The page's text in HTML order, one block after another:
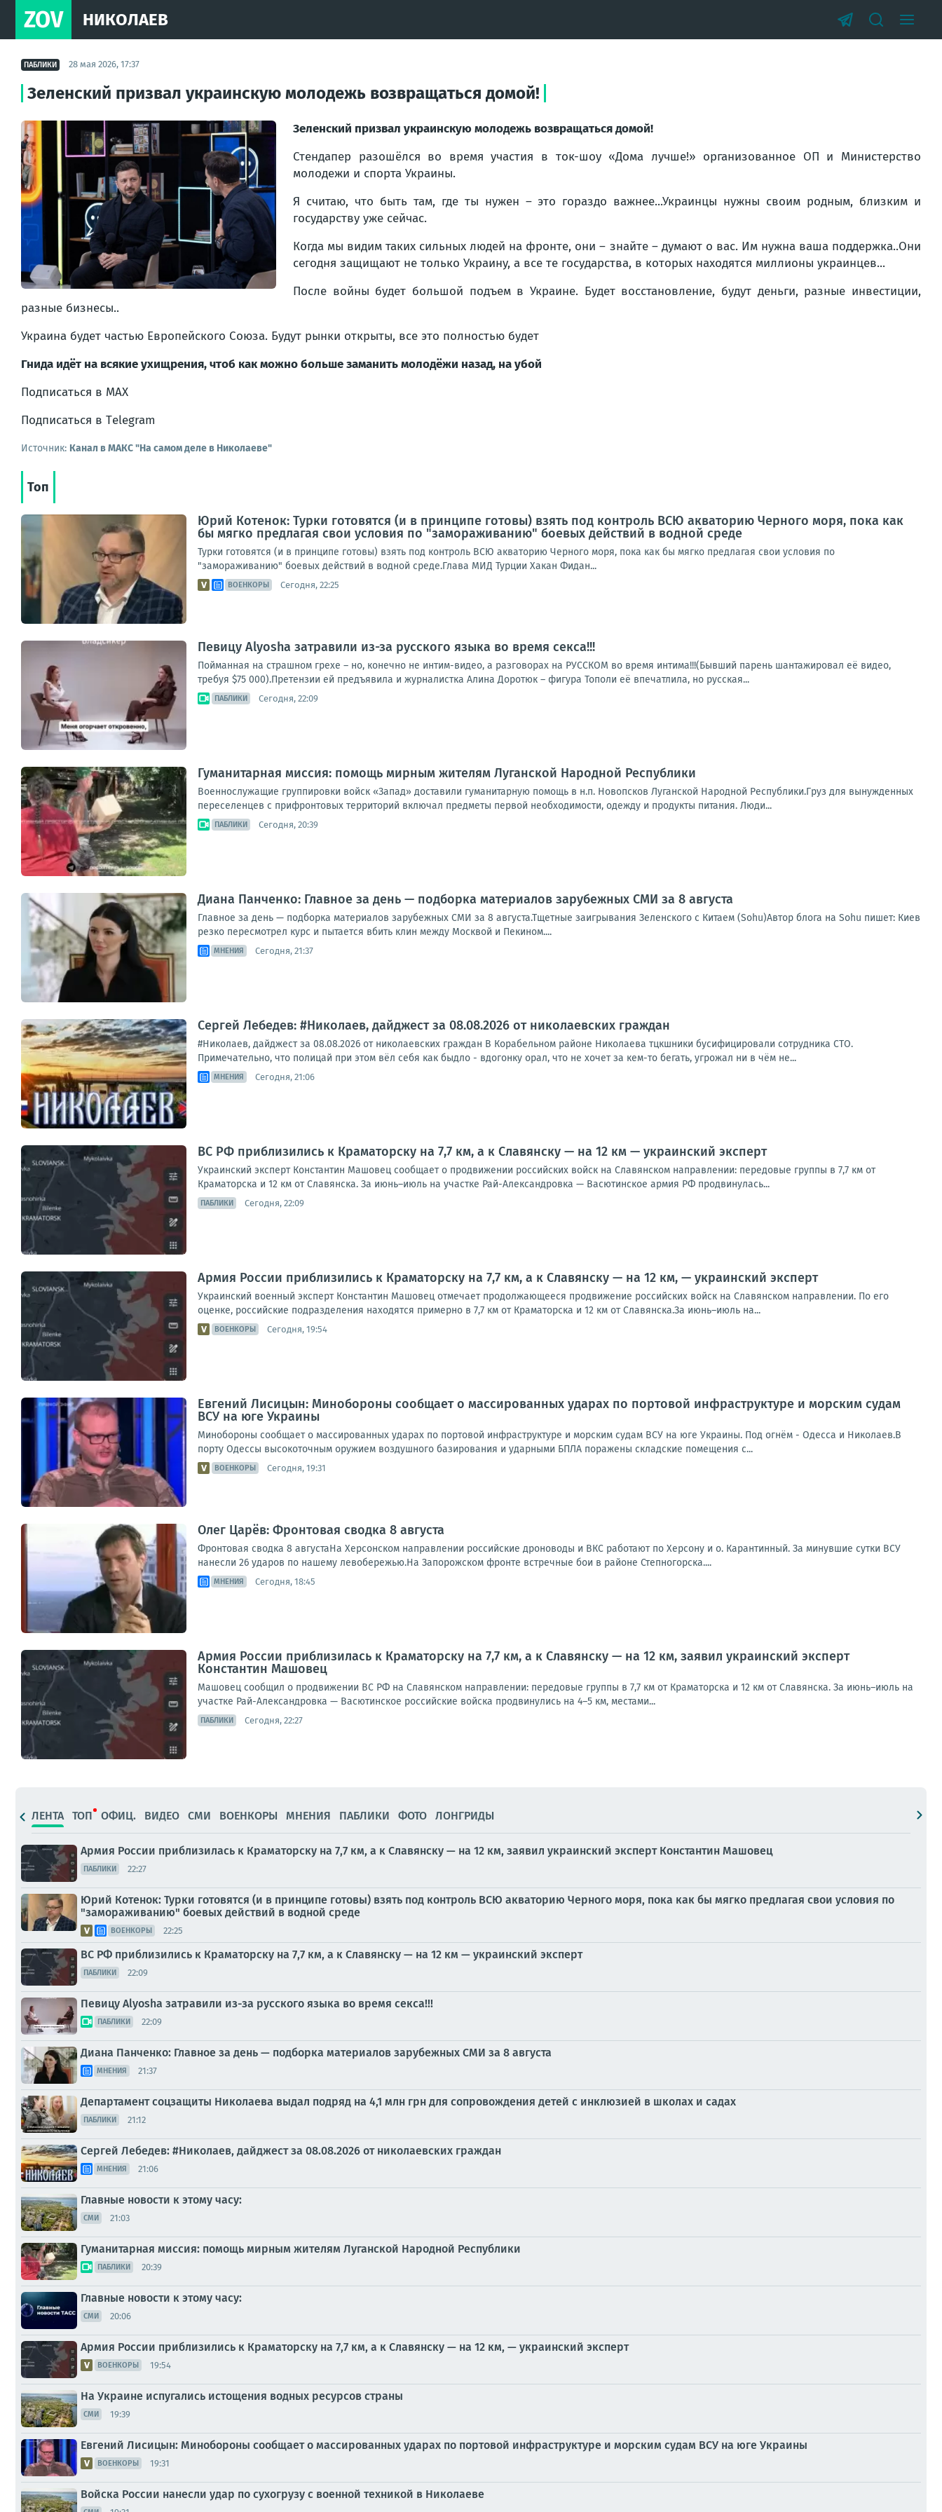
ZOV НИКОЛАЕВ
ПАБЛИКИ 28 мая 2026, 17:37
Зеленский призвал украинскую молодежь возвращаться домой!
Зеленский призвал украинскую молодежь возвращаться домой!
Стендапер разошёлся во время участия в ток-шоу «Дома лучше!» организованное ОП и Министерство
молодежи и спорта Украины.
Я считаю, что быть там, где ты нужен – это гораздо важнее...Украинцы нужны своим родным, близким и
государству уже сейчас.
Когда мы видим таких сильных людей на фронте, они – знайте – думают о вас. Им нужна ваша поддержка..Они
сегодня защищают не только Украину, а все те государства, в которых находятся миллионы украинцев...
После войны будет большой подъем в Украине. Будет восстановление, будут деньги, разные инвестиции,
разные бизнесы..
Украина будет частью Европейского Союза. Будут рынки открыты, все это полностью будет
Гнида идёт на всякие ухищрения, чтоб как можно больше заманить молодёжи назад, на убой
Подписаться в МАХ
Подписаться в Тelegram
Источник: Канал в МАКС "На самом деле в Николаеве"
Топ
Юрий Котенок: Турки готовятся (и в принципе готовы) взять под контроль ВСЮ акваторию Черного моря, пока как
бы мягко предлагая свои условия по "замораживанию" боевых действий в водной среде
Турки готовятся (и в принципе готовы) взять под контроль ВСЮ акваторию Черного моря, пока как бы мягко предлагая свои условия по
"замораживанию" боевых действий в водной среде.Глава МИД Турции Хакан Фидан...
ВОЕНКОРЫ Сегодня, 22:25
Певицу Alyosha затравили из-за русского языка во время секса!!!
Пойманная на страшном грехе – но, конечно не интим-видео, а разговорах на РУССКОМ во время интима!!!(Бывший парень шантажировал её видео,
требуя $75 000).Претензии ей предъявила и журналистка Алина Доротюк – фигура Тополи её впечатлила, но русская...
ПАБЛИКИ Сегодня, 22:09
Гуманитарная миссия: помощь мирным жителям Луганской Народной Республики
Военнослужащие группировки войск «Запад» доставили гуманитарную помощь в н.п. Новопсков Луганской Народной Республики.Груз для вынужденных
переселенцев с прифронтовых территорий включал предметы первой необходимости, одежду и продукты питания. Люди...
ПАБЛИКИ Сегодня, 20:39
Диана Панченко: Главное за день — подборка материалов зарубежных СМИ за 8 августа
Главное за день — подборка материалов зарубежных СМИ за 8 августа.Тщетные заигрывания Зеленского с Китаем (Sohu)Автор блога на Sohu пишет: Киев
резко пересмотрел курс и пытается вбить клин между Москвой и Пекином....
МНЕНИЯ Сегодня, 21:37
Сергей Лебедев: #Николаев, дайджест за 08.08.2026 от николаевских граждан
#Николаев, дайджест за 08.08.2026 от николаевских граждан В Корабельном районе Николаева тцкшники бусифицировали сотрудника СТО.
Примечательно, что полицай при этом вёл себя как быдло - вдогонку орал, что не хочет за кем-то бегать, угрожал ни в чём не...
МНЕНИЯ Сегодня, 21:06
ВС РФ приблизились к Краматорску на 7,7 км, а к Славянску — на 12 км — украинский эксперт
Украинский эксперт Константин Машовец сообщает о продвижении российских войск на Славянском направлении: передовые группы в 7,7 км от
Краматорска и 12 км от Славянска. За июнь–июль на участке Рай-Александровка — Васютинское армия РФ продвинулась...
ПАБЛИКИ Сегодня, 22:09
Армия России приблизились к Краматорску на 7,7 км, а к Славянску — на 12 км, — украинский эксперт
Украинский военный эксперт Константин Машовец отмечает продолжающееся продвижение российских войск на Славянском направлении. По его
оценке, российские подразделения находятся примерно в 7,7 км от Краматорска и 12 км от Славянска.За июнь–июль на...
ВОЕНКОРЫ Сегодня, 19:54
Евгений Лисицын: Минобороны сообщает о массированных ударах по портовой инфраструктуре и морским судам
ВСУ на юге Украины
Минобороны сообщает о массированных ударах по портовой инфраструктуре и морским судам ВСУ на юге Украины. Под огнём - Одесса и Николаев.В
порту Одессы высокоточным оружием воздушного базирования и ударными БПЛА поражены складские помещения с...
ВОЕНКОРЫ Сегодня, 19:31
Олег Царёв: Фронтовая сводка 8 августа
Фронтовая сводка 8 августаНа Херсонском направлении российские дроноводы и ВКС работают по Херсону и о. Карантинный. За минувшие сутки ВСУ
нанесли 26 ударов по нашему левобережью.На Запорожском фронте встречные бои в районе Степногорска....
МНЕНИЯ Сегодня, 18:45
Армия России приблизилась к Краматорску на 7,7 км, а к Славянску — на 12 км, заявил украинский эксперт
Константин Машовец
Машовец сообщил о продвижении ВС РФ на Славянском направлении: передовые группы в 7,7 км от Краматорска и 12 км от Славянска. За июнь–июль на
участке Рай-Александровка — Васютинское российские войска продвинулись на 4–5 км, местами...
ПАБЛИКИ Сегодня, 22:27
ЛЕНТА ТОП ОФИЦ. ВИДЕО СМИ ВОЕНКОРЫ МНЕНИЯ ПАБЛИКИ ФОТО ЛОНГРИДЫ
Армия России приблизилась к Краматорску на 7,7 км, а к Славянску — на 12 км, заявил украинский эксперт Константин Машовец
ПАБЛИКИ 22:27
Юрий Котенок: Турки готовятся (и в принципе готовы) взять под контроль ВСЮ акваторию Черного моря, пока как бы мягко предлагая свои условия по
"замораживанию" боевых действий в водной среде
ВОЕНКОРЫ 22:25
ВС РФ приблизились к Краматорску на 7,7 км, а к Славянску — на 12 км — украинский эксперт
ПАБЛИКИ 22:09
Певицу Alyosha затравили из-за русского языка во время секса!!!
ПАБЛИКИ 22:09
Диана Панченко: Главное за день — подборка материалов зарубежных СМИ за 8 августа
МНЕНИЯ 21:37
Департамент соцзащиты Николаева выдал подряд на 4,1 млн грн для сопровождения детей с инклюзией в школах и садах
ПАБЛИКИ 21:12
Сергей Лебедев: #Николаев, дайджест за 08.08.2026 от николаевских граждан
МНЕНИЯ 21:06
Главные новости к этому часу:
СМИ 21:03
Гуманитарная миссия: помощь мирным жителям Луганской Народной Республики
ПАБЛИКИ 20:39
Главные новости к этому часу:
СМИ 20:06
Армия России приблизились к Краматорску на 7,7 км, а к Славянску — на 12 км, — украинский эксперт
ВОЕНКОРЫ 19:54
На Украине испугались истощения водных ресурсов страны
СМИ 19:39
Евгений Лисицын: Минобороны сообщает о массированных ударах по портовой инфраструктуре и морским судам ВСУ на юге Украины
ВОЕНКОРЫ 19:31
Войска России нанесли удар по сухогрузу с военной техникой в Николаеве